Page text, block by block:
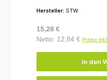
Hersteller: STW
Regulärer Preis:
15,28 €
Netto: 12,84 € Preise
In den